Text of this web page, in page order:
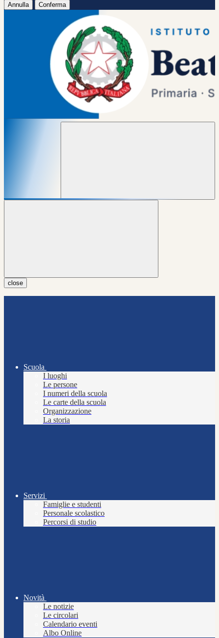
Annulla Conferma
close
Scuola
I luoghi
Le persone
I numeri della scuola
Le carte della scuola
Organizzazione
La storia
Servizi
Famiglie e studenti
Personale scolastico
Percorsi di studio
Novità
Le notizie
Le circolari
Calendario eventi
Albo Online